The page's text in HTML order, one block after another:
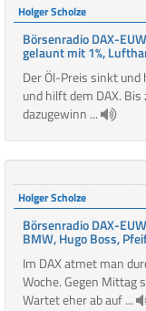
Holger Scholze
Börsenradio DAX-
gelaunt mit 1%,
Der Öl-Preis sinkt
und hilft dem DAX. Bis
dazugewinn ...
Holger Scholze
Börsenradio DAX-
BMW, Hugo Boss,
Im DAX atmet man
Woche. Gegen Mittag
Wartet eher ab auf ...